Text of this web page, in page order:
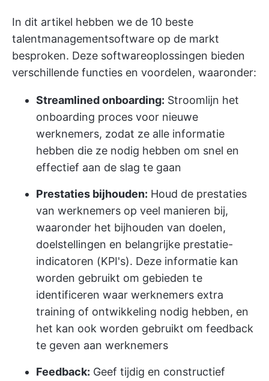
In dit artikel hebben we de 10 beste
talentmanagementsoftware op de markt
besproken. Deze softwareoplossingen bieden
verschillende functies en voordelen, waaronder:
Streamlined onboarding: Stroomlijn het
onboarding proces voor nieuwe
werknemers, zodat ze alle informatie
hebben die ze nodig hebben om snel en
effectief aan de slag te gaan
Prestaties bijhouden: Houd de prestaties
van werknemers op veel manieren bij,
waaronder het bijhouden van doelen,
doelstellingen en belangrijke prestatie-
indicatoren (KPI's). Deze informatie kan
worden gebruikt om gebieden te
identificeren waar werknemers extra
training of ontwikkeling nodig hebben, en
het kan ook worden gebruikt om feedback
te geven aan werknemers
Feedback: Geef tijdig en constructief